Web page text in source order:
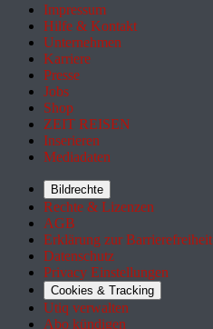
Impressum
Hilfe & Kontakt
Unternehmen
Karriere
Presse
Jobs
Shop
ZEIT REISEN
Inserieren
Mediadaten
Bildrechte
Rechte & Lizenzen
AGB
Erklärung zur Barrierefreiheit
Datenschutz
Privacy Einstellungen
Cookies & Tracking
Utiq verwalten
Abo kündigen